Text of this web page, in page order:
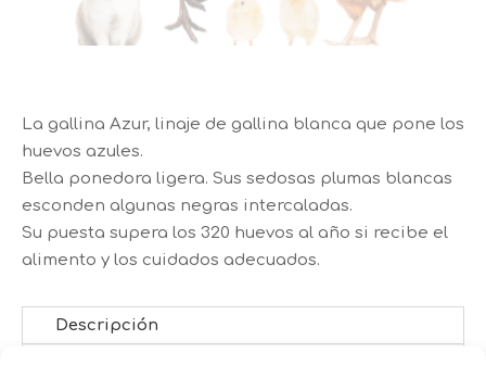
La gallina Azur, linaje de gallina blanca que pone los
huevos azules.
Bella ponedora ligera. Sus sedosas plumas blancas
esconden algunas negras intercaladas.
Su puesta supera los 320 huevos al año si recibe el
alimento y los cuidados adecuados.
Descripción